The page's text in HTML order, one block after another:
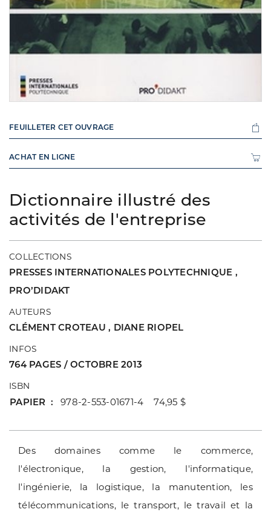
Dictionnaire illustré des
activités de l'entreprise
COLLECTIONS
PRESSES INTERNATIONALES POLYTECHNIQUE ,
PRO’DIDAKT
AUTEURS
CLÉMENT CROTEAU , DIANE RIOPEL
INFOS
764 PAGES / OCTOBRE 2013
ISBN
PAPIER 978-2-553-01671-4 74,95 $
Des domaines comme le commerce,
l'électronique, la gestion, l'informatique,
l'ingénierie, la logistique, la manutention, les
télécommunications, le transport, le travail et la
FEUILLETER CET OUVRAGE
ACHAT EN LIGNE